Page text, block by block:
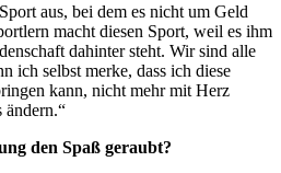
aus, bei dem es nicht um Geld
macht diesen Sport, weil es ihm
dahinter steht. Wir sind alle
ich selbst merke, dass ich diese
kann, nicht mehr mit Herz
ändern.“
den Spaß geraubt?